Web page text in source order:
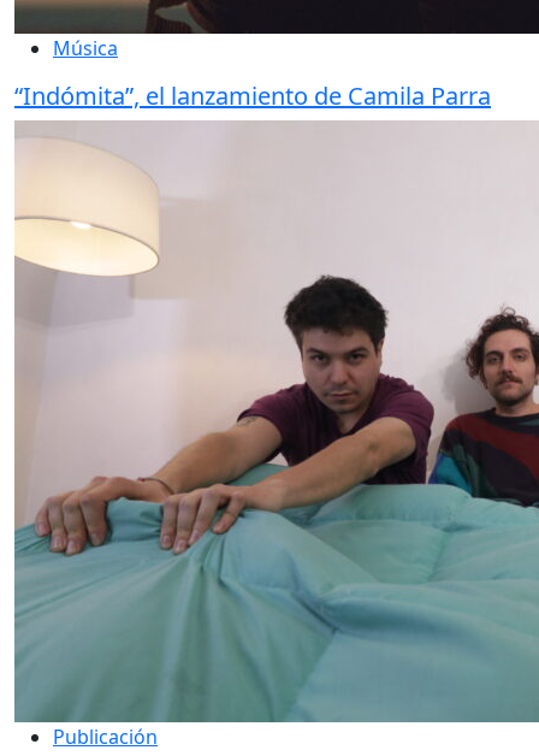
Música
“Indómita”, el lanzamiento de Camila Parra
Publicación